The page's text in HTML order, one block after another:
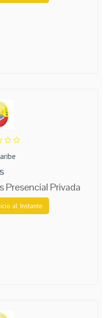
Presencial Privada
al Instante